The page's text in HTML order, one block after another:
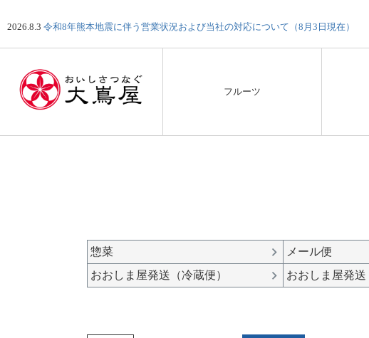
2026.8.3 令和8年熊本地震に伴う営業状況および当社の対応について（8月3日現在）
フルーツ
惣菜 メール便
おおしま屋発送（冷蔵便）
おおしま屋発送